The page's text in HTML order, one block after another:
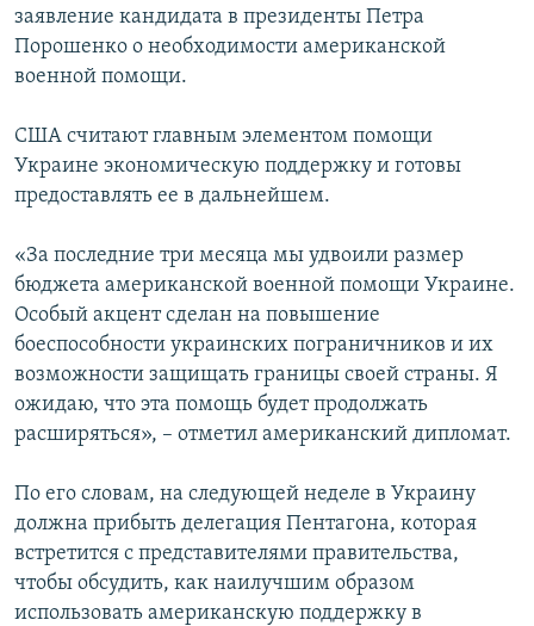
КРЫМ.НЕПОКОРЕННЫЙ
ELIFBE
Все сайты RFE/RL
заявление кандидата в президенты Петра
Порошенко о необходимости американской
военной помощи.
​США считают главным элементом помощи
Украине экономическую поддержку и готовы
предоставлять ее в дальнейшем.
«За последние три месяца мы удвоили размер
бюджета американской военной помощи Украине.
Особый акцент сделан на повышение
боеспособности украинских пограничников и их
возможности защищать границы своей страны. Я
ожидаю, что эта помощь будет продолжать
расширяться», – отметил американский дипломат.
По его словам, на следующей неделе в Украину
должна прибыть делегация Пентагона, которая
встретится с представителями правительства,
чтобы обсудить, как наилучшим образом
использовать американскую поддержку в